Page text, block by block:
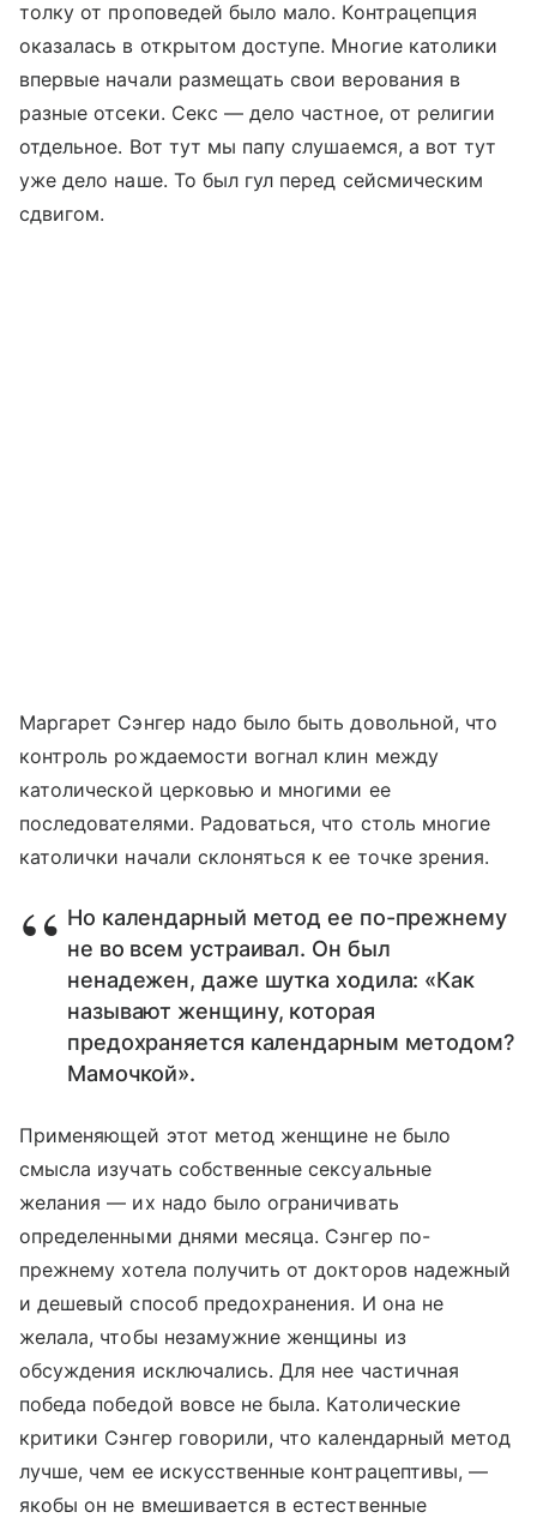
толку от проповедей было мало. Контрацепция
оказалась в открытом доступе. Многие католики
впервые начали размещать свои верования в
разные отсеки. Секс — дело частное, от религии
отдельное. Вот тут мы папу слушаемся, а вот тут
уже дело наше. То был гул перед сейсмическим
сдвигом.
Маргарет Сэнгер надо было быть довольной, что
контроль рождаемости вогнал клин между
католической церковью и многими ее
последователями. Радоваться, что столь многие
католички начали склоняться к ее точке зрения.
Но календарный метод ее по-прежнему
не во всем устраивал. Он был
ненадежен, даже шутка ходила: «Как
называют женщину, которая
предохраняется календарным методом?
Мамочкой».
Применяющей этот метод женщине не было
смысла изучать собственные сексуальные
желания — их надо было ограничивать
определенными днями месяца. Сэнгер по-
прежнему хотела получить от докторов надежный
и дешевый способ предохранения. И она не
желала, чтобы незамужние женщины из
обсуждения исключались. Для нее частичная
победа победой вовсе не была. Католические
критики Сэнгер говорили, что календарный метод
лучше, чем ее искусственные контрацептивы, —
якобы он не вмешивается в естественные